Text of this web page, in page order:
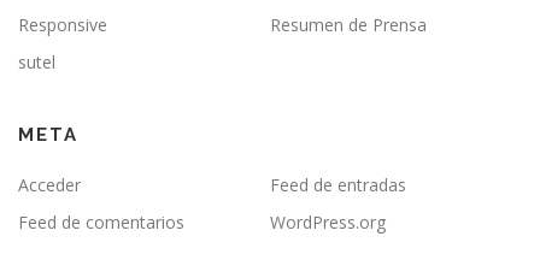
Responsive
Resumen de Prensa
sutel
META
Acceder
Feed de entradas
Feed de comentarios
WordPress.org